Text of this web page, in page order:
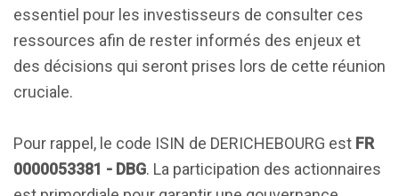
essentiel pour les investisseurs de consulter ces
ressources afin de rester informés des enjeux et
des décisions qui seront prises lors de cette réunion
cruciale.
Pour rappel, le code ISIN de DERICHEBOURG est FR
0000053381 - DBG. La participation des actionnaires